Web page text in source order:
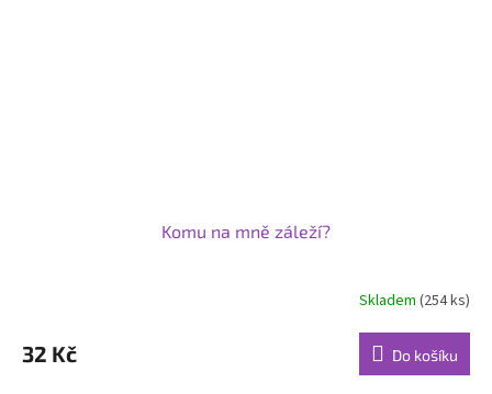
Komu na mně záleží?
produktu
je
Skladem(254 ks)
32 Kč Do košíku